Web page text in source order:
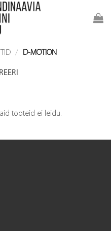
/ D-MOTION
tooteid ei leidu.